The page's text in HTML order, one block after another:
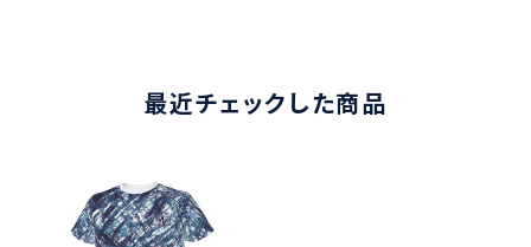
最近チェックした商品